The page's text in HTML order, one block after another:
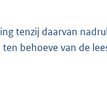
tenzij daarvan
behoeve van de